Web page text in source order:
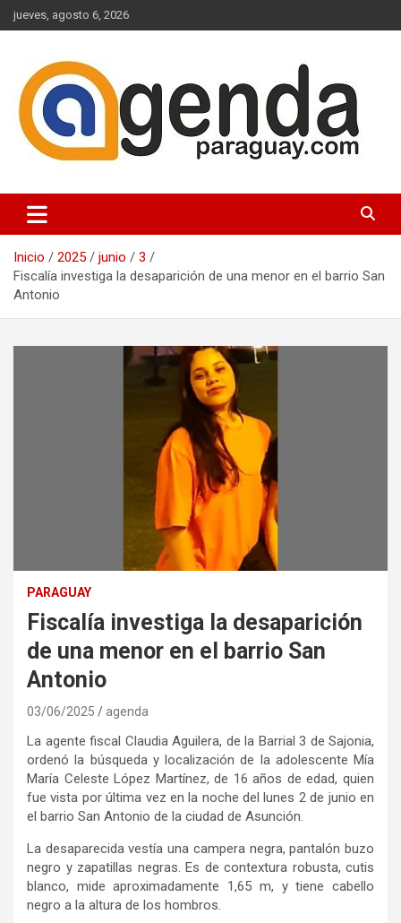
Saltar
al
jueves, agosto 6, 2026
Agenda Paraguay
Inicio 2025 junio
3
Fiscalía investiga la desaparición de una menor en el barrio San
Antonio
PARAGUAY
Fiscalía investiga la desaparición
de una menor en el barrio San
Antonio
03/06/2025 agenda
La agente fiscal Claudia Aguilera, de la Barrial 3 de Sajonia,
ordenó la búsqueda y localización de la adolescente Mía
María Celeste López Martínez, de 16 años de edad, quien
fue vista por última vez en la noche del lunes 2 de junio en
el barrio San Antonio de la ciudad de Asunción.
La desaparecida vestía una campera negra, pantalón buzo
negro y zapatillas negras. Es de contextura robusta, cutis
blanco, mide aproximadamente 1,65 m, y tiene cabello
negro a la altura de los hombros.